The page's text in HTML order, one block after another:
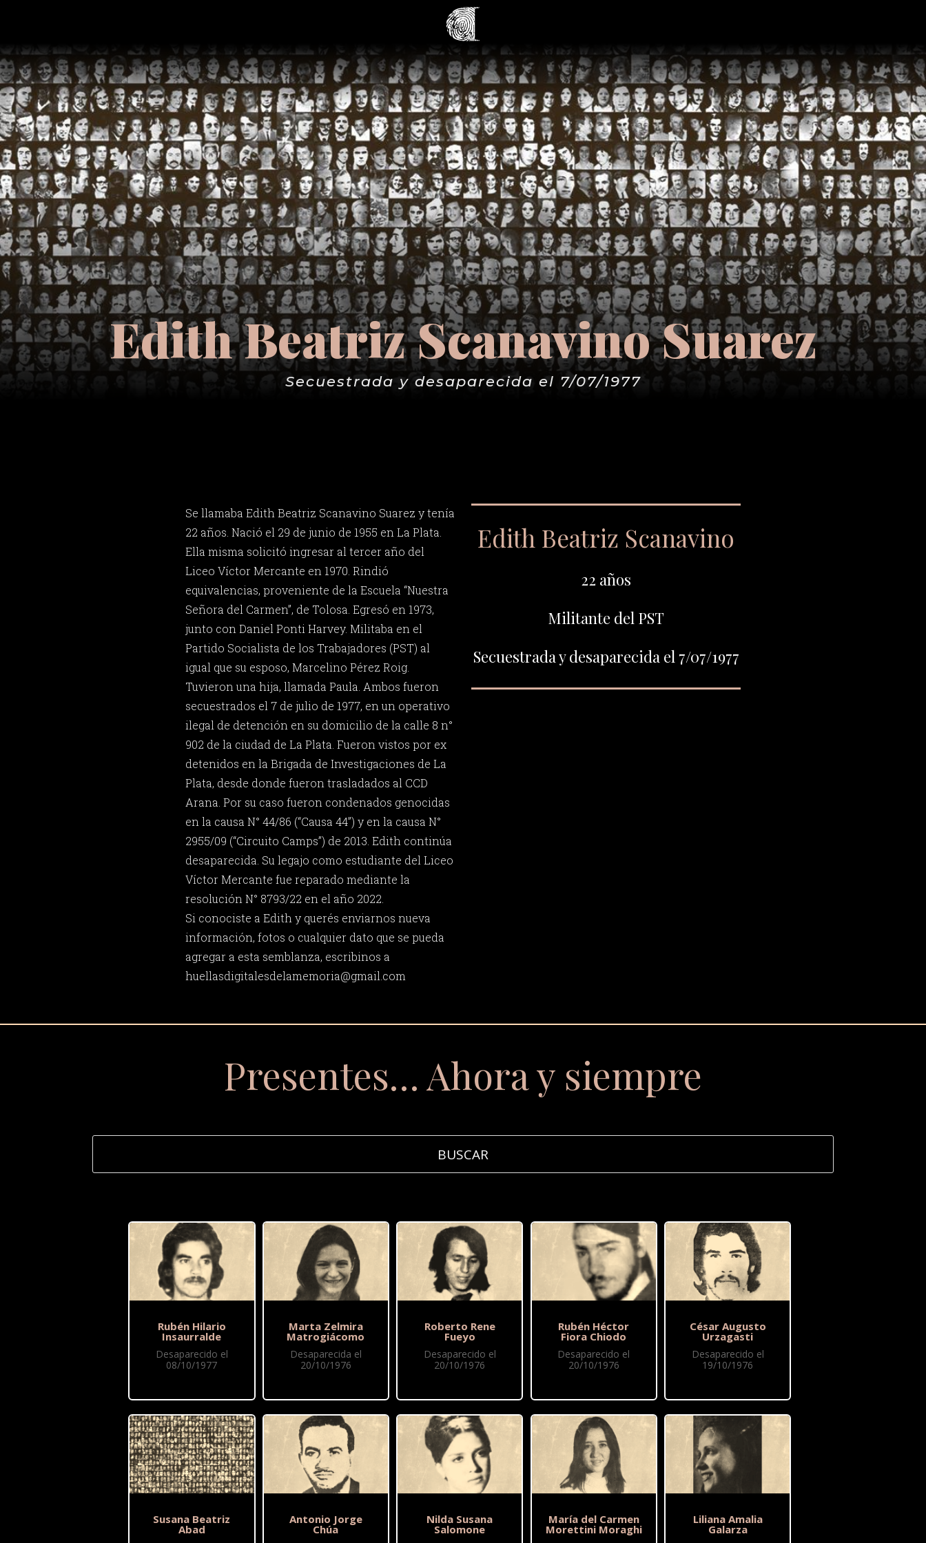
Edith Beatriz Scanavino Suarez
Secuestrada y desaparecida el 7/07/1977
Se llamaba Edith Beatriz Scanavino Suarez y tenía
22 años. Nació el 29 de junio de 1955 en La Plata.
Ella misma solicitó ingresar al tercer año del
Liceo Víctor Mercante en 1970. Rindió
equivalencias, proveniente de la Escuela “Nuestra
Señora del Carmen”, de Tolosa. Egresó en 1973,
junto con Daniel Ponti Harvey. Militaba en el
Partido Socialista de los Trabajadores (PST) al
igual que su esposo, Marcelino Pérez Roig.
Tuvieron una hija, llamada Paula. Ambos fueron
secuestrados el 7 de julio de 1977, en un operativo
ilegal de detención en su domicilio de la calle 8 n°
902 de la ciudad de La Plata. Fueron vistos por ex
detenidos en la Brigada de Investigaciones de La
Plata, desde donde fueron trasladados al CCD
Arana. Por su caso fueron condenados genocidas
en la causa N° 44/86 (“Causa 44”) y en la causa N°
2955/09 (“Circuito Camps”) de 2013. Edith continúa
desaparecida. Su legajo como estudiante del Liceo
Víctor Mercante fue reparado mediante la
resolución N° 8793/22 en el año 2022.
Si conociste a Edith y querés enviarnos nueva
información, fotos o cualquier dato que se pueda
agregar a esta semblanza, escribinos a
huellasdigitalesdelamemoria@gmail.com
Edith Beatriz Scanavino
22 años
Militante del PST
Secuestrada y desaparecida el 7/07/1977
Presentes… Ahora y siempre
Rubén Hilario
Insaurralde
Desaparecido el
08/10/1977
Susana Beatriz
Abad
Marta Zelmira
Matrogiácomo
Desaparecida el
20/10/1976
Antonio Jorge
Chúa
Roberto Rene
Fueyo
Desaparecido el
20/10/1976
Nilda Susana
Salomone
Rubén Héctor
Fiora Chiodo
Desaparecido el
20/10/1976
María del Carmen
Morettini Moraghi
César Augusto
Urzagasti
Desaparecido el
19/10/1976
Liliana Amalia
Galarza